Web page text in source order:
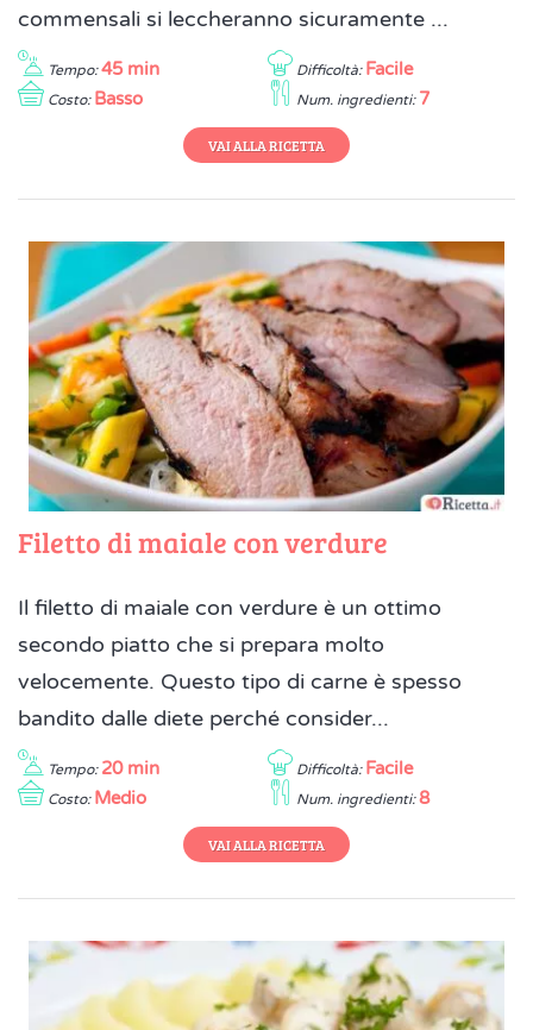
commensali si leccheranno sicuramente ...
Tempo: 45 min Difficoltà: Facile
Costo: Basso Num. ingredienti: 7
VAI ALLA RICETTA
Filetto di maiale con verdure
Il filetto di maiale con verdure è un ottimo
secondo piatto che si prepara molto
velocemente. Questo tipo di carne è spesso
bandito dalle diete perché consider...
Tempo: 20 min Difficoltà: Facile
Costo: Medio Num. ingredienti: 8
VAI ALLA RICETTA